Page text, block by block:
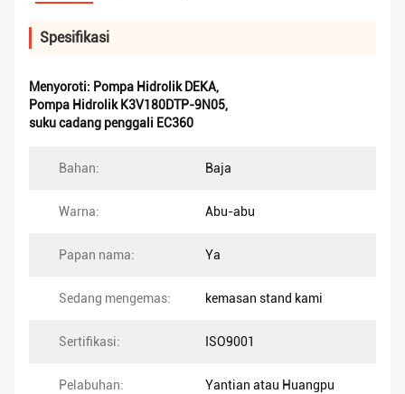
Spesifikasi
Menyoroti: Pompa Hidrolik DEKA,
Pompa Hidrolik K3V180DTP-9N05,
suku cadang penggali EC360
Bahan: Baja
Warna: Abu-abu
Papan nama: Ya
Sedang mengemas: kemasan stand kami
Sertifikasi: ISO9001
Pelabuhan: Yantian atau Huangpu